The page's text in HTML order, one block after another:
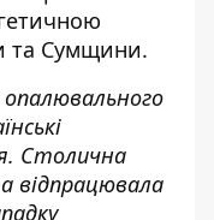
та Сумщини.
Столична
відпрацювала